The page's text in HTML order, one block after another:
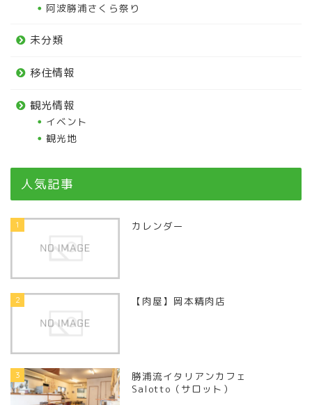
阿波勝浦さくら祭り
未分類
移住情報
観光情報
イベント
観光地
人気記事
1 カレンダー
2 【肉屋】岡本精肉店
3
勝浦流イタリアンカフェ
Salotto（サロット）